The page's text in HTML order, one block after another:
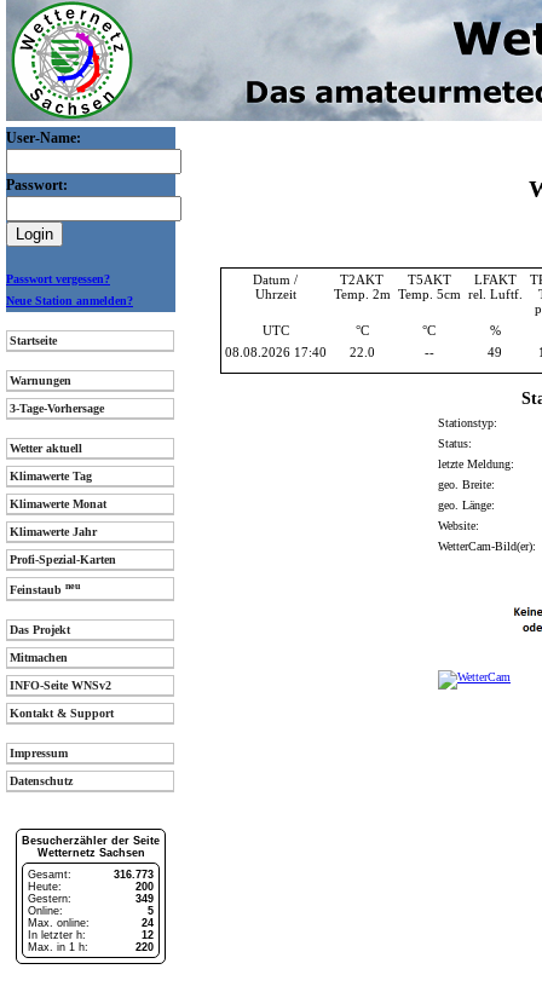
User-Name:
Passwort:
Passwort vergessen?
Neue Station anmelden?
Startseite
Warnungen
3-Tage-Vorhersage
Wetter aktuell
Klimawerte Tag
Klimawerte Monat
Klimawerte Jahr
Profi-Spezial-Karten
Feinstaub neu
Das Projekt
Mitmachen
INFO-Seite WNSv2
Kontakt & Support
Impressum
Datenschutz
Besucherzähler der Seite
Wetternetz Sachsen
Gesamt:
316.773
Heute:
200
Gestern:
349
Online:
5
Max. online:
24
In letzter h:
12
Max. in 1 h:
220
Datum /
Uhrzeit
T2AKT
Temp. 2m
T5AKT
Temp. 5cm
LFAKT
rel. Luftf.
UTC
°C °C
%
08.08.2026 17:40
22.0 -- 49
Stationstyp:
Status:
letzte Meldung:
geo. Breite:
geo. Länge:
Website:
WetterCam-Bild(er):